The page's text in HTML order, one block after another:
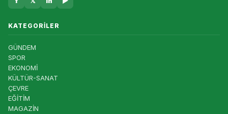
KATEGORILER
GÜNDEM
SPOR
EKONOMİ
KÜLTÜR-SANAT
ÇEVRE
EĞİTİM
MAGAZİN